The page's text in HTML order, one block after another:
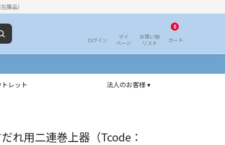
庫品）
ログイン
マイ
ページ
お買い物
リスト
0
カート
レット 法人のお客様 ▾
れ用二連巻上器（Tcode：